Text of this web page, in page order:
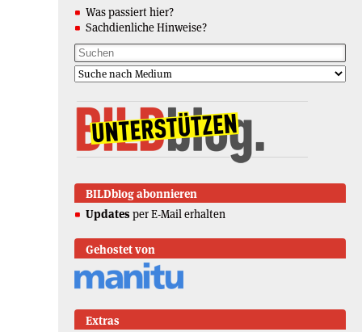
Was passiert hier?
Sachdienliche Hinweise?
BILDblog abonnieren
Updates per E-Mail erhalten
Gehostet von
Extras